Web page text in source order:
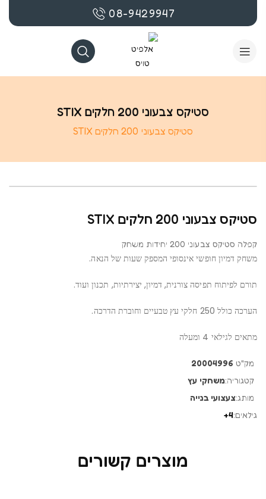
08-9429947
סטיקס צבעוני 200 חלקים STIX
סטיקס צבעוני 200 חלקים STIX
סטיקס צבעוני 200 חלקים STIX
קפלה סטיקס צבעוני 200 יחידות משחק
משחק דמיון חופשי אינסופי המספק שעות של הנאה.
תורם לפיתוח תפיסה צורנית, דמיון, יצירתיות, תכנון ועוד.
הערכה כולל 250 חלקי עץ טבעיים וחוברת הדרכה.
מתאים לגילאי 4 ומעלה
מק"ט 20004996
קטגוריה:משחקי עץ
מותג:צעצועי בנייה
גילאים:4+
מוצרים קשורים